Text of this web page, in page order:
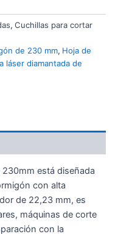
, Cuchillas para cortar
de 230 mm, Hoja de
láser diamantada de
está diseñada
con alta
de 22,23 mm, es
máquinas de corte
con la